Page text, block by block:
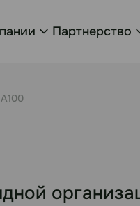
Партнерство